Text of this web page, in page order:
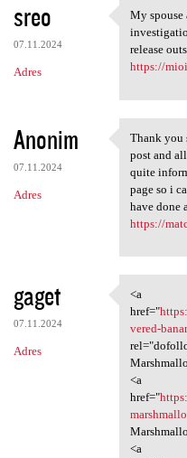
sreo
07.11.2024
Adres
My
My spouse
release
https://
Anonim
07.11.2024
Adres
Thank
Thank you
post and
quite
page so i
have done
https://
gaget
07.11.2024
Adres
<a
<a
href="
vered-
<a
href="
<a